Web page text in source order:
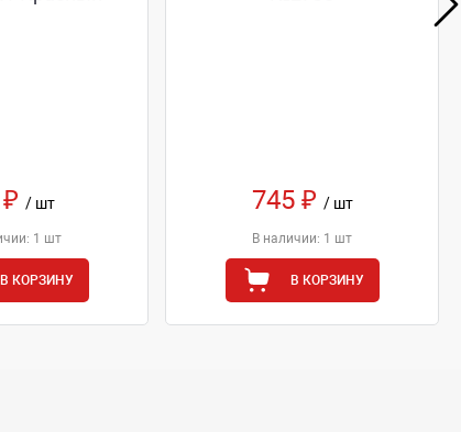
₽/ шт
1 шт
В КОРЗИНУ
745 ₽ / шт
В наличии: 1 шт
В КОРЗИНУ